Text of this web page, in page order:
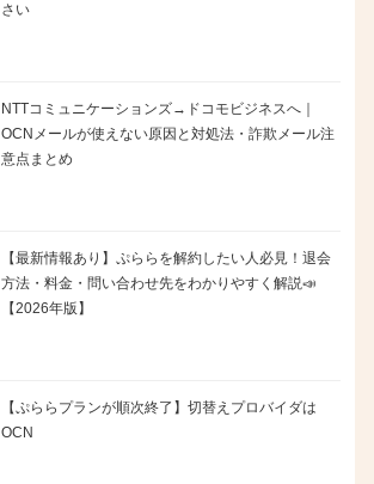
さい
NTTコミュニケーションズ→ドコモビジネスへ｜
OCNメールが使えない原因と対処法・詐欺メール注
意点まとめ
【最新情報あり】ぷららを解約したい人必見！退会
方法・料金・問い合わせ先をわかりやすく解説📣
【2026年版】
【ぷららプランが順次終了】切替えプロバイダは
OCN